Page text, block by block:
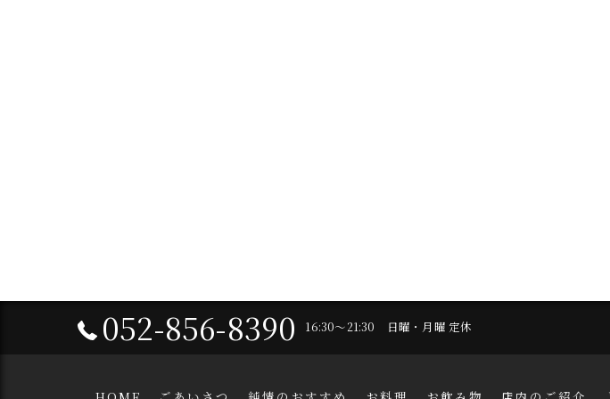
052-856-8390 16:30～21:30 日曜・月曜 定休